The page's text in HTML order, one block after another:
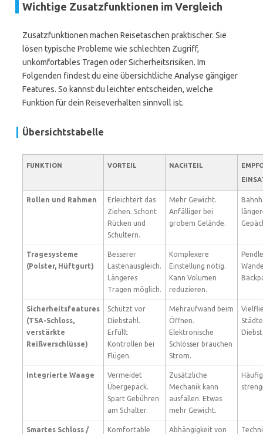
Wichtige Zusatzfunktionen im Vergleich
Zusatzfunktionen machen Reisetaschen praktischer. Sie
lösen typische Probleme wie schlechten Zugriff,
unkomfortables Tragen oder Sicherheitsrisiken. Im
Folgenden findest du eine übersichtliche Analyse gängiger
Features. So kannst du leichter entscheiden, welche
Funktion für dein Reiseverhalten sinnvoll ist.
Übersichtstabelle
FUNKTION VORTEIL NACHTEIL
Rollen und Rahmen
Erleichtert das
Ziehen. Schont
Rücken und
Schultern.
Mehr Gewicht.
Anfälliger bei
grobem Gelände.
Tragesysteme
(Polster, Hüftgurt)
Besserer
Lastenausgleich.
Längeres
Tragen möglich.
Komplexere
Einstellung nötig.
Kann Volumen
reduzieren.
Sicherheitsfeatures
(TSA-Schloss,
verstärkte
Reißverschlüsse)
Schützt vor
Diebstahl.
Erfüllt
Kontrollen bei
Flügen.
Mehraufwand beim
Öffnen.
Elektronische
Schlösser brauchen
Strom.
Integrierte Waage
Vermeidet
Übergepäck.
Spart Gebühren
am Schalter.
Zusätzliche
Mechanik kann
ausfallen. Etwas
mehr Gewicht.
Smartes Schloss /
Komfortable
Abhängigkeit von